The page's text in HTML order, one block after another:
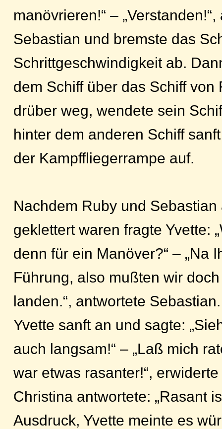
manövrieren!“ –
Sebastian und bremste das
Schrittgeschwindigkeit ab.
dem Schiff über das Schiff von
drüber weg, wendete sein
hinter dem anderen Schiff
der Kampffliegerrampe auf.
Nachdem Ruby und
geklettert waren fragte Yvette:
denn für ein Manöver?“ – „Na
Führung, also mußten wir
landen.“, antwortete
Yvette sanft an und sagte:
auch langsam!“ – „Laß mich
war etwas rasanter!“,
Christina antwortete: „Rasant
Ausdruck, Yvette meinte es